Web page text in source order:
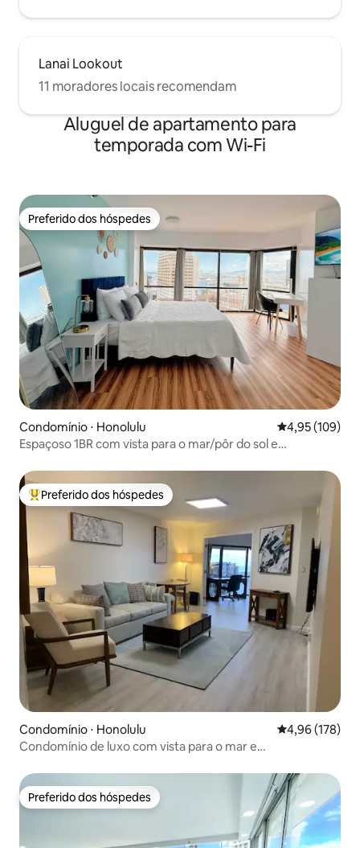
Lanai Lookout
11 moradores locais recomendam
Aluguel de apartamento para
temporada com Wi-Fi
Preferido dos hóspedes
Preferido dos hóspedes
Condomínio ⋅ Honolulu 4,95 de uma
4,95 (109)
Espaçoso 1BR com vista para o mar/pôr do sol e
Entre os melhores preferidos dos hóspedes
Preferido dos hóspedes
Condomínio ⋅ Honolulu 4,96 de uma
4,96 (178)
Condomínio de luxo com vista para o mar e
Preferido dos hóspedes
Preferido dos hóspedes